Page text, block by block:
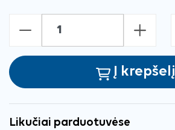
- +
Į krepšelį
Likučiai parduotuvėse